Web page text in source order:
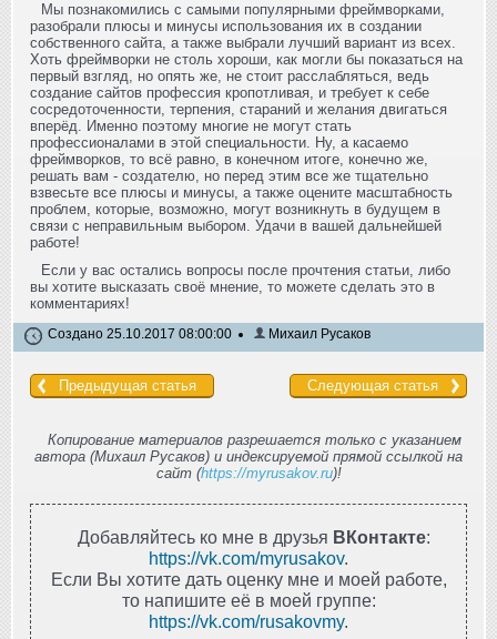
Мы познакомились с самыми популярными фреймворками,
разобрали плюсы и минусы использования их в создании
собственного сайта, а также выбрали лучший вариант из всех.
Хоть фреймворки не столь хороши, как могли бы показаться на
первый взгляд, но опять же, не стоит расслабляться, ведь
создание сайтов профессия кропотливая, и требует к себе
сосредоточенности, терпения, стараний и желания двигаться
вперёд. Именно поэтому многие не могут стать
профессионалами в этой специальности. Ну, а касаемо
фреймворков, то всё равно, в конечном итоге, конечно же,
решать вам - создателю, но перед этим все же тщательно
взвесьте все плюсы и минусы, а также оцените масштабность
проблем, которые, возможно, могут возникнуть в будущем в
связи с неправильным выбором. Удачи в вашей дальнейшей
работе!
Если у вас остались вопросы после прочтения статьи, либо
вы хотите высказать своё мнение, то можете сделать это в
комментариях!
Создано 25.10.2017 08:00:00 Михаил Русаков
Предыдущая статья Следующая статья
Копирование материалов разрешается только с указанием
автора (Михаил Русаков) и индексируемой прямой ссылкой на
сайт (https://myrusakov.ru)!
Добавляйтесь ко мне в друзья ВКонтакте:
https://vk.com/myrusakov.
Если Вы хотите дать оценку мне и моей работе,
то напишите её в моей группе:
https://vk.com/rusakovmy.